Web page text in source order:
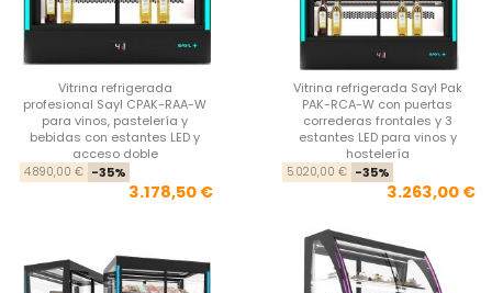
Vitrina refrigerada
profesional Sayl CPAK-RAA-W
para vinos, pastelería y
bebidas con estantes LED y
acceso doble
Precio base
4.890,00 € -35%
3.178,50 €
Vitrina refrigerada Sayl Pak
PAK-RCA-W con puertas
correderas frontales y 3
estantes LED para vinos y
hostelería
5.020,00 € -35%
3.263,00 €